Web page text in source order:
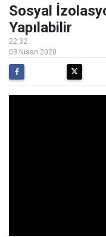
Sosyal
Yapılabilir
22:32
03 Nisan 2020